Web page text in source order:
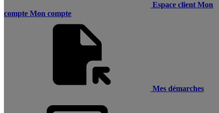
Espace client Mon
compte Mon compte
Mes démarches